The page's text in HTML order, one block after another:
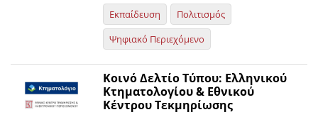
Εκπαίδευση
Πολιτισμός
Ψηφιακό Περιεχόμενο
Κοινό Δελτίο Τύπου: Ελληνικού
Κτηματολογίου & Εθνικού
Κέντρου Τεκμηρίωσης